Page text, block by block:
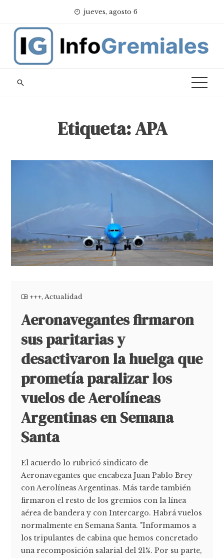
content
jueves, agosto 6
Etiqueta:APA
+++,Actualidad
Aeronavegantes firmaron
sus paritarias y
desactivaron la huelga que
prometía paralizar los
vuelos de Aerolíneas
Argentinas en Semana
Santa
El acuerdo lo rubricó sindicato de
Aeronavegantes que encabeza Juan Pablo Brey
con Aerolíneas Argentinas. Más tarde también
firmaron el resto de los gremios con la línea
aérea de bandera y con Intercargo. Habrá vuelos
normalmente en Semana Santa. "Informamos a
los tripulantes de cabina que hemos concretado
una recomposición salarial del 21%. Por su parte,